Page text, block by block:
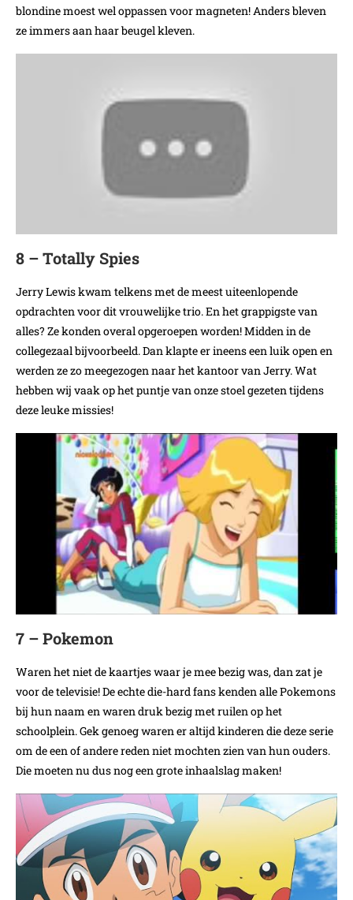
blondine moest wel oppassen voor magneten! Anders bleven
ze immers aan haar beugel kleven.
8 – Totally Spies
Jerry Lewis kwam telkens met de meest uiteenlopende
opdrachten voor dit vrouwelijke trio. En het grappigste van
alles? Ze konden overal opgeroepen worden! Midden in de
collegezaal bijvoorbeeld. Dan klapte er ineens een luik open en
werden ze zo meegezogen naar het kantoor van Jerry. Wat
hebben wij vaak op het puntje van onze stoel gezeten tijdens
deze leuke missies!
7 – Pokemon
Waren het niet de kaartjes waar je mee bezig was, dan zat je
voor de televisie! De echte die-hard fans kenden alle Pokemons
bij hun naam en waren druk bezig met ruilen op het
schoolplein. Gek genoeg waren er altijd kinderen die deze serie
om de een of andere reden niet mochten zien van hun ouders.
Die moeten nu dus nog een grote inhaalslag maken!